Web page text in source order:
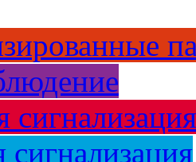
сигнализация